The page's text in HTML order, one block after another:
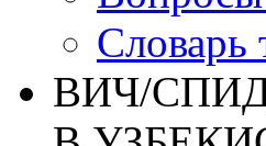
Словарь
ВИЧ/